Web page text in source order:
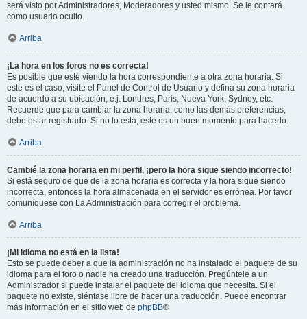
será visto por Administradores, Moderadores y usted mismo. Se le contará
como usuario oculto.
Arriba
¡La hora en los foros no es correcta!
Es posible que esté viendo la hora correspondiente a otra zona horaria. Si
este es el caso, visite el Panel de Control de Usuario y defina su zona horaria
de acuerdo a su ubicación, e.j. Londres, París, Nueva York, Sydney, etc.
Recuerde que para cambiar la zona horaria, como las demás preferencias,
debe estar registrado. Si no lo está, este es un buen momento para hacerlo.
Arriba
Cambié la zona horaria en mi perfil, ¡pero la hora sigue siendo incorrecto!
Si está seguro de que de la zona horaria es correcta y la hora sigue siendo
incorrecta, entonces la hora almacenada en el servidor es errónea. Por favor
comuníquese con La Administración para corregir el problema.
Arriba
¡Mi idioma no está en la lista!
Esto se puede deber a que la administración no ha instalado el paquete de su
idioma para el foro o nadie ha creado una traducción. Pregúntele a un
Administrador si puede instalar el paquete del idioma que necesita. Si el
paquete no existe, siéntase libre de hacer una traducción. Puede encontrar
más información en el sitio web de phpBB®